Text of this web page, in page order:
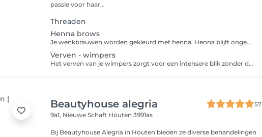
passie voor haar...
Threaden
Henna brows
Je wenkbrauwen worden gekleurd met henna. Henna blijft ongeveer 2 weken op de huid en 6 weken op de haartjes zitten.
Verven - wimpers
Het verven van je wimpers zorgt voor een intensere blik zonder dat je make-up hoeft te gebruiken. Het resultaat blijft 3 à 6 weken zichtbaar.
Beautyhouse alegria
57
9a1, Nieuwe Schaft Houten 3991as
Bij Beautyhouse Alegria in Houten bieden ze diverse behandelingen